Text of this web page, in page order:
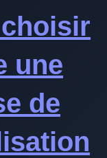
une
de